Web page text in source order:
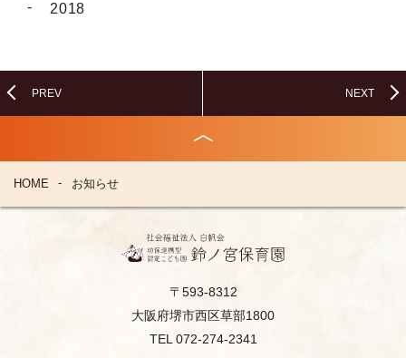
2018
PREV NEXT
HOME お知らせ
〒593-8312
大阪府堺市西区草部1800
TEL 072-274-2341